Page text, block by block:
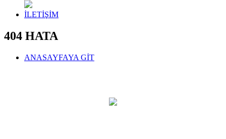
İLETİŞİM
404 HATA
ANASAYFAYA GİT